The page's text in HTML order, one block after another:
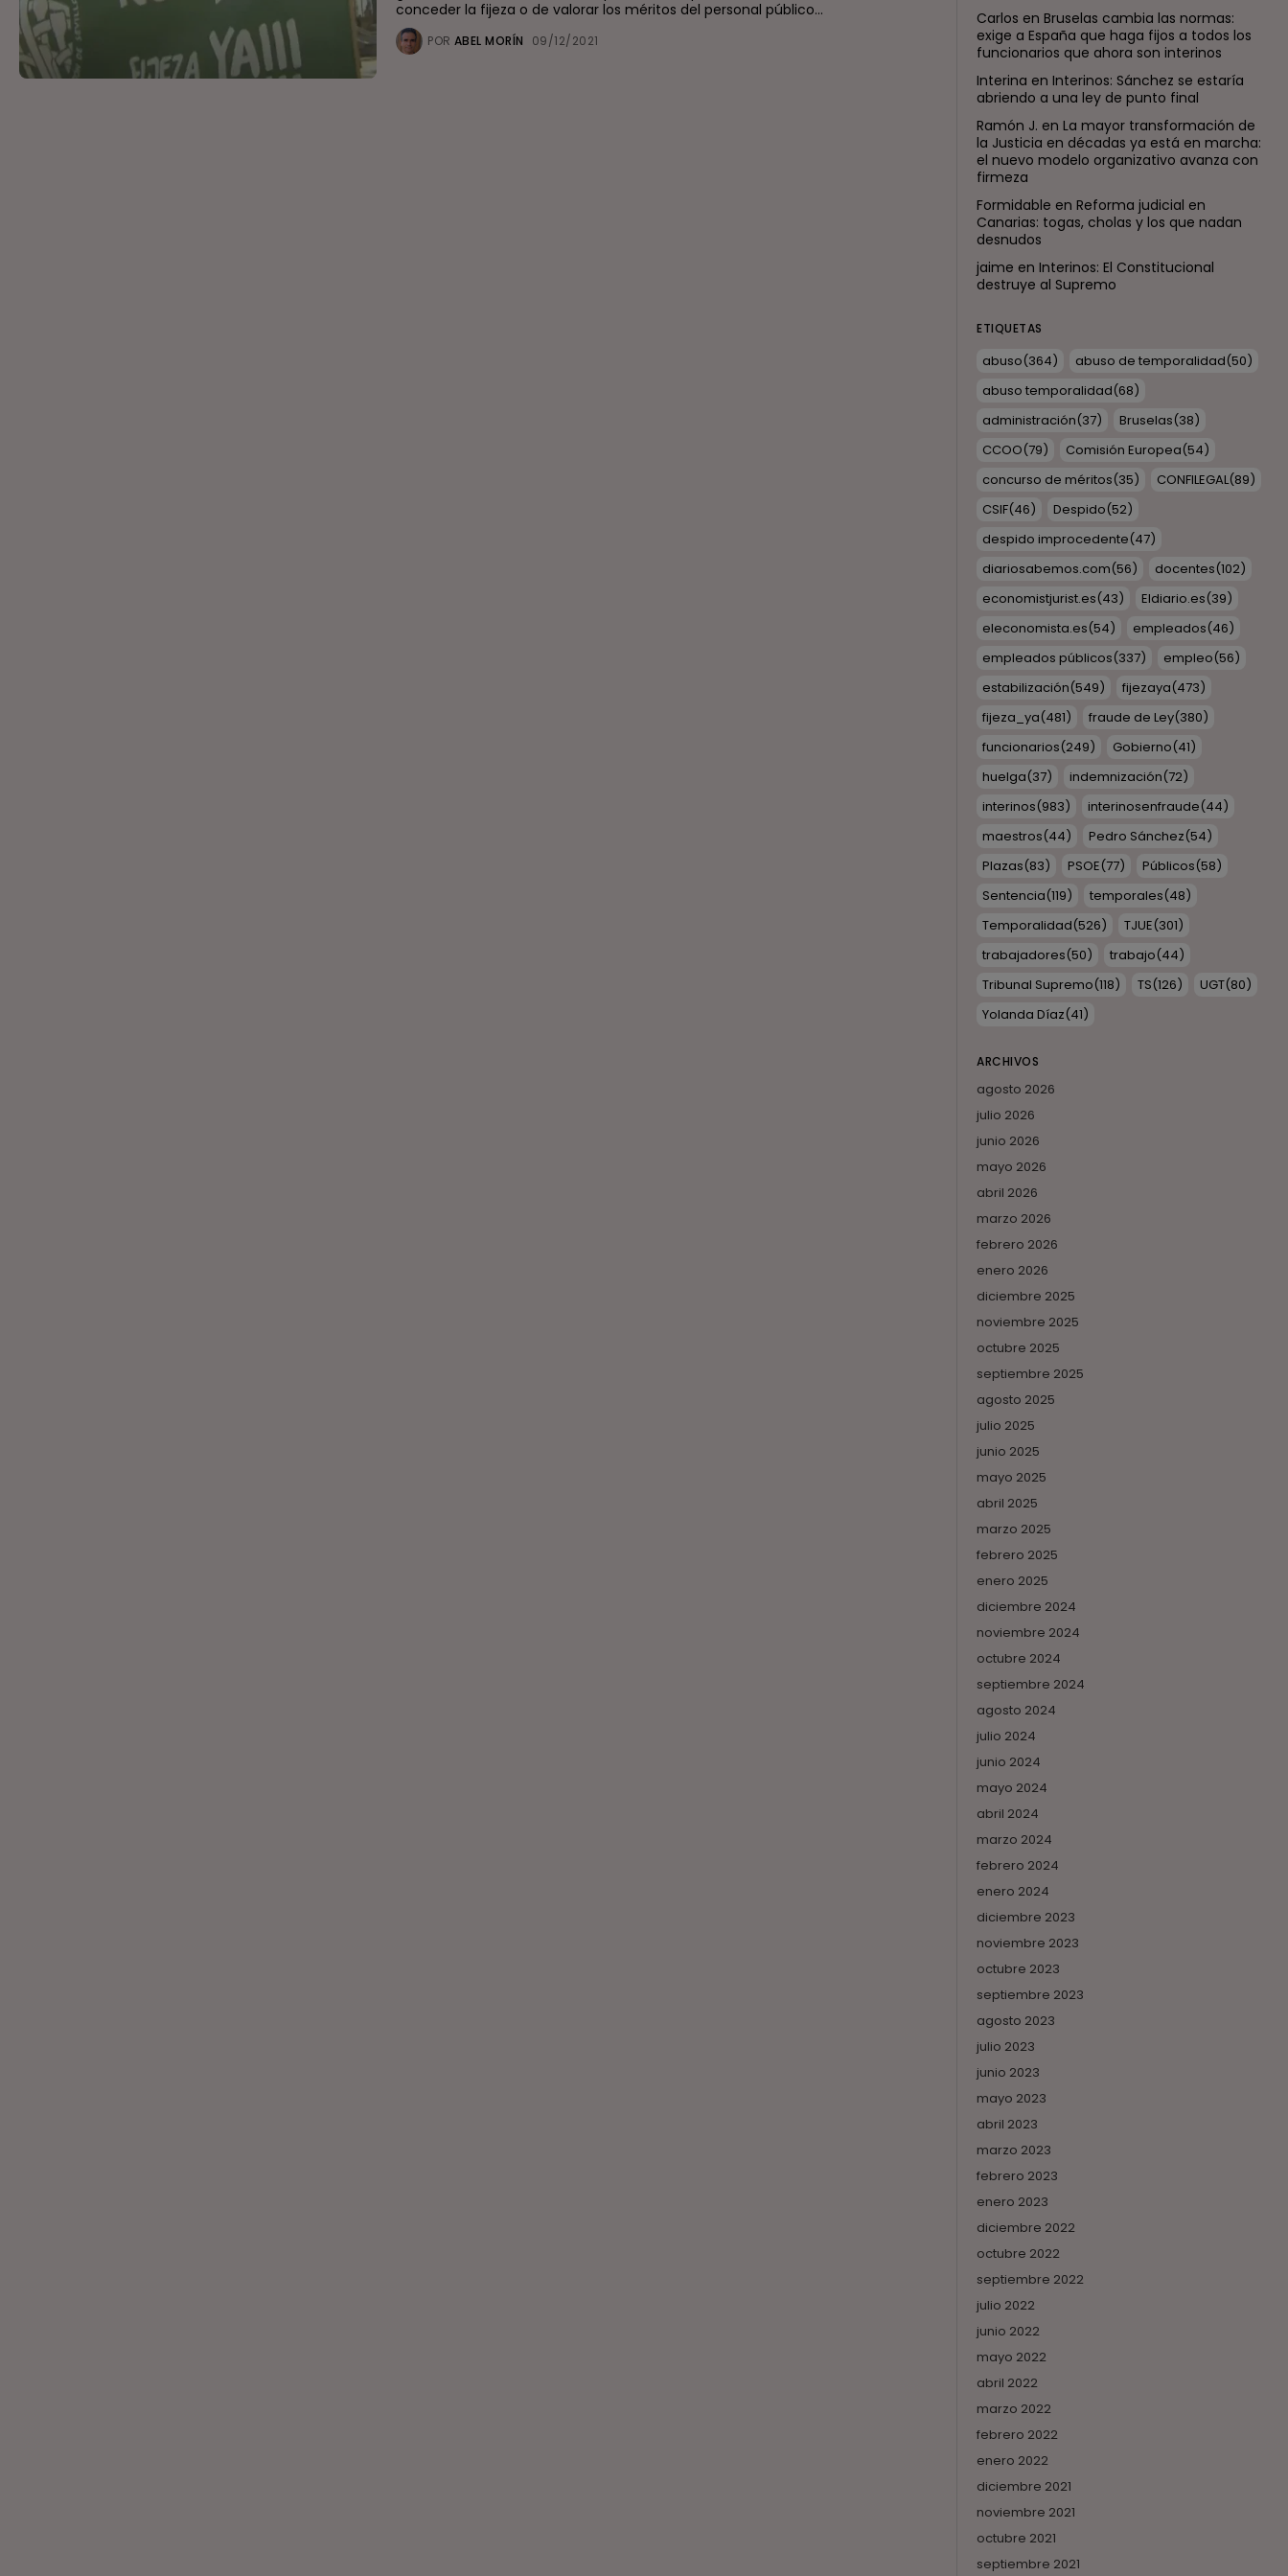
conceder la fijeza o de valorar los méritos del personal público...
POR ABEL MORÍN 09/12/2021
Carlos en Bruselas cambia las normas:
exige a España que haga fijos a todos los
funcionarios que ahora son interinos
Interina en Interinos: Sánchez se estaría
abriendo a una ley de punto final
Ramón J. en La mayor transformación de
la Justicia en décadas ya está en marcha:
el nuevo modelo organizativo avanza con
firmeza
Formidable en Reforma judicial en
Canarias: togas, cholas y los que nadan
desnudos
jaime en Interinos: El Constitucional
destruye al Supremo
ETIQUETAS
abuso(364) abuso de temporalidad(50)
abuso temporalidad(68)
administración(37) Bruselas(38)
CCOO(79) Comisión Europea(54)
concurso de méritos(35) CONFILEGAL(89)
CSIF(46) Despido(52)
despido improcedente(47)
diariosabemos.com(56) docentes(102)
economistjurist.es(43) Eldiario.es(39)
eleconomista.es(54) empleados(46)
empleados públicos(337) empleo(56)
estabilización(549) fijezaya(473)
fijeza_ya(481) fraude de Ley(380)
funcionarios(249) Gobierno(41)
huelga(37) indemnización(72)
interinos(983) interinosenfraude(44)
maestros(44) Pedro Sánchez(54)
Plazas(83) PSOE(77) Públicos(58)
Sentencia(119) temporales(48)
Temporalidad(526) TJUE(301)
trabajadores(50) trabajo(44)
Tribunal Supremo(118) TS(126) UGT(80)
Yolanda Díaz(41)
ARCHIVOS
agosto 2026
julio 2026
junio 2026
mayo 2026
abril 2026
marzo 2026
febrero 2026
enero 2026
diciembre 2025
noviembre 2025
octubre 2025
septiembre 2025
agosto 2025
julio 2025
junio 2025
mayo 2025
abril 2025
marzo 2025
febrero 2025
enero 2025
diciembre 2024
noviembre 2024
octubre 2024
septiembre 2024
agosto 2024
julio 2024
junio 2024
mayo 2024
abril 2024
marzo 2024
febrero 2024
enero 2024
diciembre 2023
noviembre 2023
octubre 2023
septiembre 2023
agosto 2023
julio 2023
junio 2023
mayo 2023
abril 2023
marzo 2023
febrero 2023
enero 2023
diciembre 2022
octubre 2022
septiembre 2022
julio 2022
junio 2022
mayo 2022
abril 2022
marzo 2022
febrero 2022
enero 2022
diciembre 2021
noviembre 2021
octubre 2021
septiembre 2021